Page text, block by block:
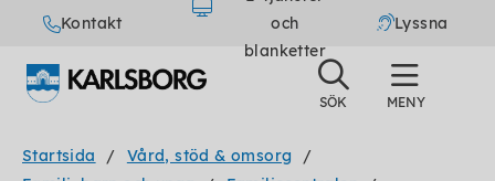
Kontakt
och
blanketter
Lyssna
Startsida
Vård, stöd & omsorg